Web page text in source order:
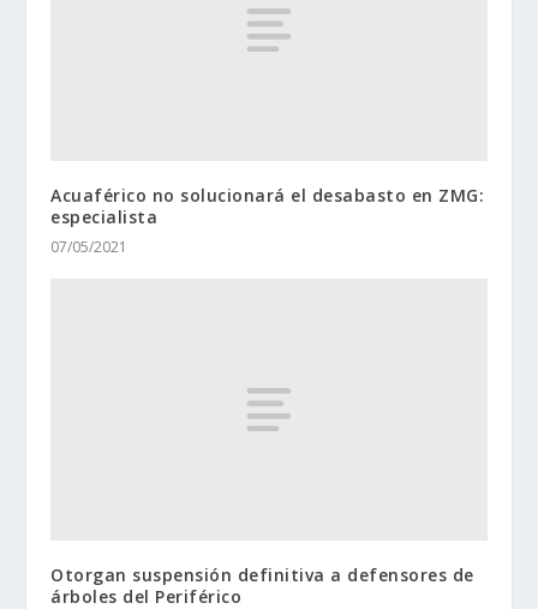
Acuaférico no solucionará el desabasto en ZMG:
especialista
07/05/2021
Otorgan suspensión definitiva a defensores de
árboles del Periférico